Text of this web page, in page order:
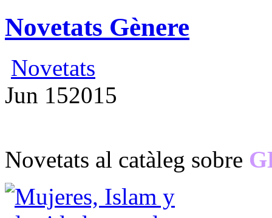
Novetats Gènere
Novetats
Jun 152015
Novetats al catàleg sobre